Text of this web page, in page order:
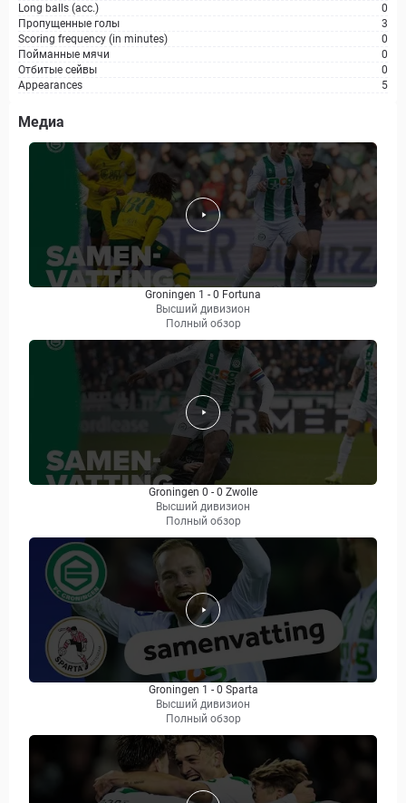
Long balls (acc.)
0
Пропущенные голы
3
Scoring frequency (in minutes)
0
Пойманные мячи
0
Отбитые сейвы
0
Appearances
5
Медиа
Groningen 1 - 0 Fortuna
Высший дивизион
Полный обзор
Groningen 0 - 0 Zwolle
Высший дивизион
Полный обзор
Groningen 1 - 0 Sparta
Высший дивизион
Полный обзор